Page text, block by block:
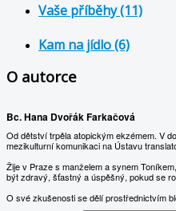
Vaše příběhy (11)
Kam na jídlo (6)
O autorce
Bc. Hana Dvořák Farkačová
Od dětství trpěla atopickým ekzémem. V
mezikulturní komunikaci na Ústavu
Žije v Praze s manželem a synem
být zdravý, šťastný a úspěšný, pokud se
O své zkušenosti se dělí prostřednictvím